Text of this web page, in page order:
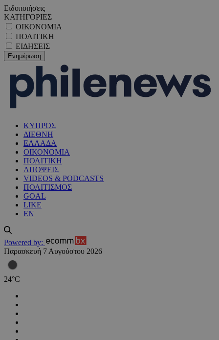
Ειδοποιήσεις
ΚΑΤΗΓΟΡΙΕΣ
ΟΙΚΟΝΟΜΙΑ
ΠΟΛΙΤΙΚΗ
ΕΙΔΗΣΕΙΣ
ΚΥΠΡΟΣ
ΔΙΕΘΝΗ
ΕΛΛΑΔΑ
ΟΙΚΟΝΟΜΙΑ
ΠΟΛΙΤΙΚΗ
ΑΠΟΨΕΙΣ
VIDEOS & PODCASTS
ΠΟΛΙΤΙΣΜΟΣ
GOAL
LIKE
EN
Powered by:
Παρασκευή 7 Αυγούστου 2026
24°C